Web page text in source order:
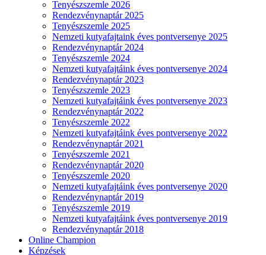
Tenyészszemle 2026
Rendezvénynaptár 2025
Tenyészszemle 2025
Nemzeti kutyafajtaink éves pontversenye 2025
Rendezvénynaptár 2024
Tenyészszemle 2024
Nemzeti kutyafajtáink éves pontversenye 2024
Rendezvénynaptár 2023
Tenyészszemle 2023
Nemzeti kutyafajtáink éves pontversenye 2023
Rendezvénynaptár 2022
Tenyészszemle 2022
Nemzeti kutyafajtáink éves pontversenye 2022
Rendezvénynaptár 2021
Tenyészszemle 2021
Rendezvénynaptár 2020
Tenyészszemle 2020
Nemzeti kutyafajtáink éves pontversenye 2020
Rendezvénynaptár 2019
Tenyészszemle 2019
Nemzeti kutyafajtáink éves pontversenye 2019
Rendezvénynaptár 2018
Online Champion
Képzések